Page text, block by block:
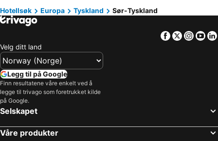
Hoteller i Hellas
Hoteller i Danmark
Hoteller i Koh Samui
Hoteller i Spania
Hoteller i Gardasjøen
Hoteller i Region Nordjylland
Hoteller i Tenerife
Hoteller i Kroatia
Hoteller i Maldivene
Hotellsøk Europa Tyskland Sør-Tyskland
Facebook
Twitter
Velg ditt land
Legg til på Google
Finn resultatene våre enkelt ved å
legge til trivago som foretrukket kilde
på Google.
Selskapet
Våre produkter